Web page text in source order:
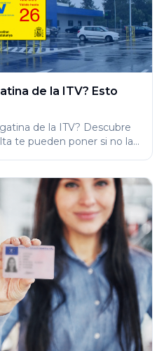
de la ITV? Esto
de la ITV? Descubre
te pueden poner si no la